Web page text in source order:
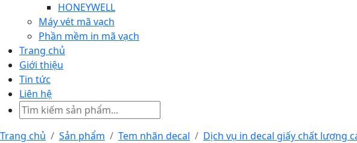
HONEYWELL
Máy vét mã vạch
Phần mềm in mã vạch
Trang chủ
Giới thiệu
Tin tức
Liên hệ
Trang chủ Sản phẩm Tem nhãn decal
Dịch vụ in decal giấy chất lượng